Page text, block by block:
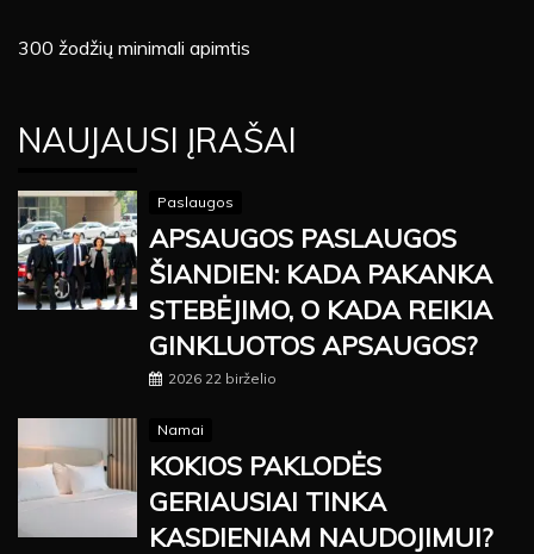
300 žodžių minimali apimtis
NAUJAUSI ĮRAŠAI
Paslaugos
APSAUGOS PASLAUGOS
ŠIANDIEN: KADA PAKANKA
STEBĖJIMO, O KADA REIKIA
GINKLUOTOS APSAUGOS?
2026 22 birželio
Namai
KOKIOS PAKLODĖS
GERIAUSIAI TINKA
KASDIENIAM NAUDOJIMUI?